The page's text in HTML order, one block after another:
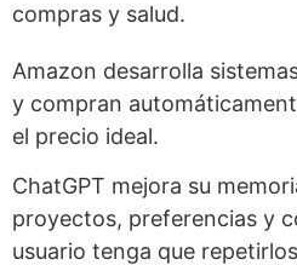
compras y salud.
Amazon desarrolla
y compran
el precio ideal.
ChatGPT mejora su
proyectos, preferencias y
usuario tenga que